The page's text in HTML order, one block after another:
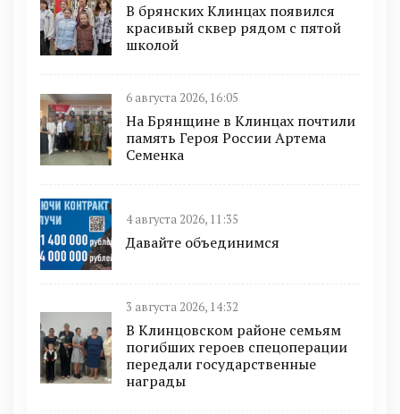
В брянских Клинцах появился
красивый сквер рядом с пятой
школой
6 августа 2026, 16:05
На Брянщине в Клинцах почтили
память Героя России Артема
Семенка
4 августа 2026, 11:35
Давайте объединимся
3 августа 2026, 14:32
В Клинцовском районе семьям
погибших героев спецоперации
передали государственные
награды